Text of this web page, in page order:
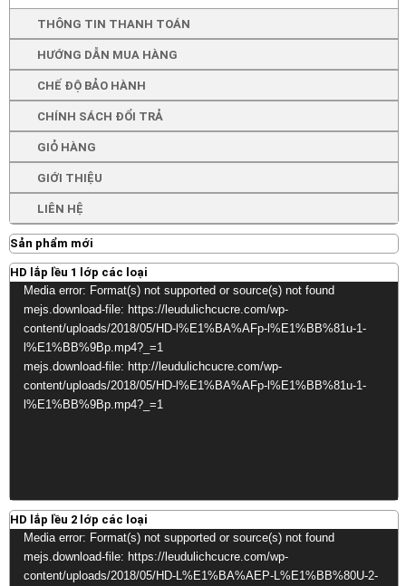
THÔNG TIN THANH TOÁN
HƯỚNG DẪN MUA HÀNG
CHẾ ĐỘ BẢO HÀNH
CHÍNH SÁCH ĐỔI TRẢ
GIỎ HÀNG
GIỚI THIỆU
LIÊN HỆ
Sản phẩm mới
HD lắp lều 1 lớp các loại
Video
Player
Media error: Format(s) not supported or source(s) not found
mejs.download-file: https://leudulichcucre.com/wp-
content/uploads/2018/05/HD-l%E1%BA%AFp-l%E1%BB%81u-1-
l%E1%BB%9Bp.mp4?_=1
mejs.download-file: http://leudulichcucre.com/wp-
content/uploads/2018/05/HD-l%E1%BA%AFp-l%E1%BB%81u-1-
l%E1%BB%9Bp.mp4?_=1
HD lắp lều 2 lớp các loại
Video
Player
Media error: Format(s) not supported or source(s) not found
mejs.download-file: https://leudulichcucre.com/wp-
content/uploads/2018/05/HD-L%E1%BA%AEP-L%E1%BB%80U-2-